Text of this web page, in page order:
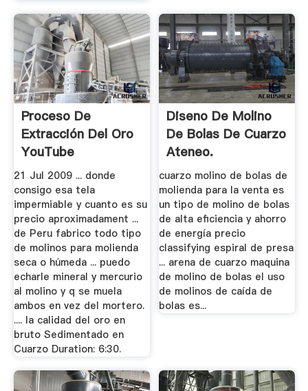
Proceso De
Extracción Del Oro
YouTube
21 Jul 2009 ... donde
consigo esa tela
impermiable y cuanto es su
precio aproximadament ...
de Peru fabrico todo tipo
de molinos para molienda
seca o húmeda ... puedo
echarle mineral y mercurio
al molino y q se muela
ambos en vez del mortero.
.... la calidad del oro en
bruto Sedimentado en
Cuarzo Duration: 6:30.
Diseno De Molino
De Bolas De Cuarzo
Ateneo.
cuarzo molino de bolas de
molienda para la venta es
un tipo de molino de bolas
de alta eficiencia y ahorro
de energía precio
classifying espiral de presa
... arena de cuarzo maquina
de molino de bolas el uso
de molinos de caída de
bolas es...